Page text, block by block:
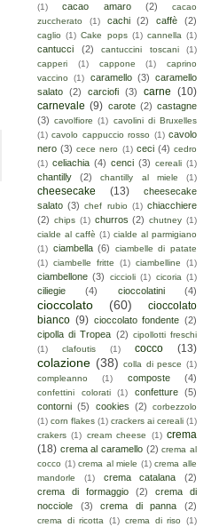
(1)
cacao amaro (2)
cacao
zuccherato
(1) cachi (2) caffè (2)
caglio (1) Cake pops (1) cannella (1)
cantucci (2) cantuccini toscani
(1)
capperi
(1) cappone (1)
caprino
vaccino
(1) caramello (3) caramello
salato (2) carciofi (3) carne (10)
carnevale (9) carote (2) castagne
(3) cavolfiore (1) cavolini di Bruxelles
(1) cavolo cappuccio rosso (1) cavolo
nero (3) cece nero (1) ceci (4) cedro
(1) celiachia (4) cenci (3) cereali (1)
chantilly (2) chantilly al miele (1)
cheesecake (13)
cheesecake
salato (3) chef rubio (1) chiacchiere
(2) chips (1) churros (2) chutney (1)
cialde al caffè (1) cialde al parmigiano
(1) ciambella (6)
ciambelle di patate
(1) ciambelle fritte (1) ciambelline (1)
ciambellone (3) ciccioli (1) cicoria (1)
ciliegie (4) cioccolatini (4)
cioccolato (60)
cioccolato
bianco (9) cioccolato fondente (2)
cipolla di Tropea (2) cipollotti freschi
(1)
clafoutis (1) cocco (13)
colazione (38) colla di pesce (1)
compleanno
(1) composte (4)
confettini colorati (1) confetture
(5)
contorni (5) cookies (2)
corbezzolo
(1) corn flakes (1) crackers ai cereali (1)
crakers (1) cream cheese (1) crema
(18) crema al caramello (2) crema al
cocco (1) crema al miele (1) crema alle
mandorle
(1) crema catalana
(2)
crema di formaggio
(2)
crema di
nocciole
(3) crema di panna (2)
crema di ricotta (1) crema di riso
(1)